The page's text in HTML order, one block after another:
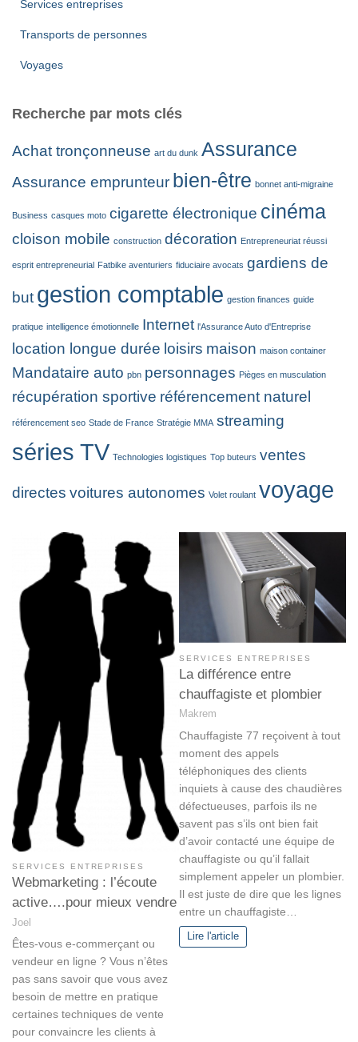
Services entreprises
Transports de personnes
Voyages
Recherche par mots clés
Achat tronçonneuse art du dunk Assurance
Assurance emprunteur bien-être bonnet anti-migraine
Business casques moto cigarette électronique cinéma
cloison mobile construction décoration Entrepreneuriat réussi
esprit entrepreneurial Fatbike aventuriers fiduciaire avocats gardiens de
but gestion comptable gestion finances guide
pratique intelligence émotionnelle Internet l'Assurance Auto d'Entreprise
location longue durée loisirs maison maison container
Mandataire auto pbn personnages Pièges en musculation
récupération sportive référencement naturel
référencement seo Stade de France Stratégie MMA streaming
séries TV Technologies logistiques Top buteurs ventes
directes voitures autonomes Volet roulant voyage
SERVICES ENTREPRISES
Webmarketing : l’écoute
active….pour mieux vendre
Joel
Êtes-vous e-commerçant ou
vendeur en ligne ? Vous n’êtes
pas sans savoir que vous avez
besoin de mettre en pratique
certaines techniques de vente
pour convaincre les clients à
SERVICES ENTREPRISES
La différence entre
chauffagiste et plombier
Makrem
Chauffagiste 77 reçoivent à tout
moment des appels
téléphoniques des clients
inquiets à cause des chaudières
défectueuses, parfois ils ne
savent pas s’ils ont bien fait
d’avoir contacté une équipe de
chauffagiste ou qu’il fallait
simplement appeler un plombier.
Il est juste de dire que les lignes
entre un chauffagiste…
Lire l'article